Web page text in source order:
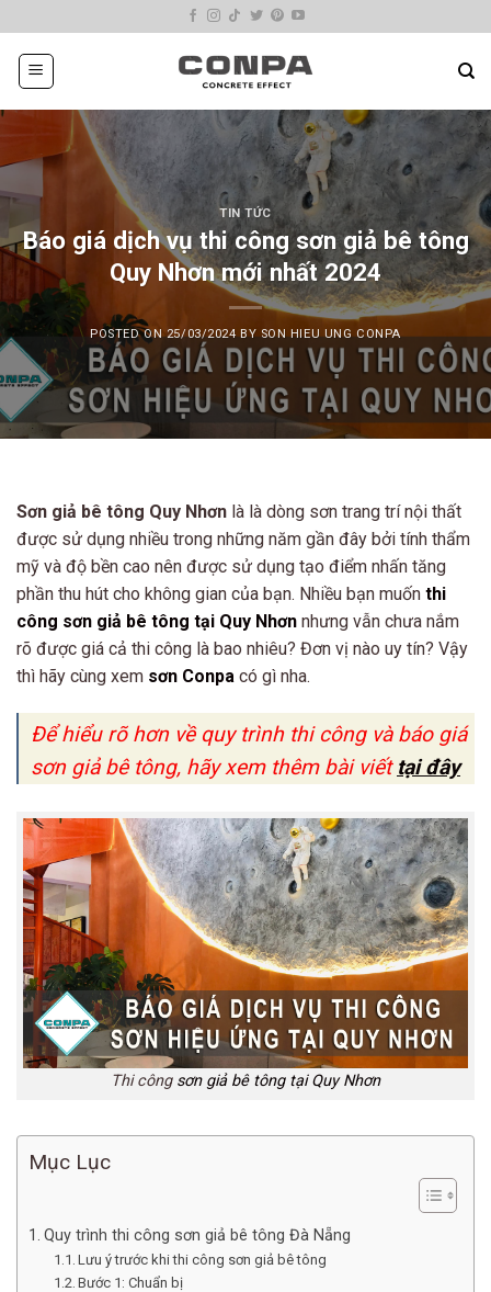
to
content
TIN TỨC
Báo giá dịch vụ thi công sơn giả bê tông
Quy Nhơn mới nhất 2024
POSTED ON25/03/2024 BYSON HIEU UNG CONPA
Sơn giả bê tông Quy Nhơn là là dòng sơn trang trí nội thất
được sử dụng nhiều trong những năm gần đây bởi tính thẩm
mỹ và độ bền cao nên được sử dụng tạo điểm nhấn tăng
phần thu hút cho không gian của bạn. Nhiều bạn muốn thi
công sơn giả bê tông tại Quy Nhơn nhưng vẫn chưa nắm
rõ được giá cả thi công là bao nhiêu? Đơn vị nào uy tín? Vậy
thì hãy cùng xem sơn Conpa có gì nha.
Để hiểu rõ hơn về quy trình thi công và báo giá
sơn giả bê tông, hãy xem thêm bài viết tại đây
Thi công sơn giả bê tông tại Quy Nhơn
Mục Lục
Quy trình thi công sơn giả bê tông Đà Nẵng
Lưu ý trước khi thi công sơn giả bê tông
Bước 1: Chuẩn bị